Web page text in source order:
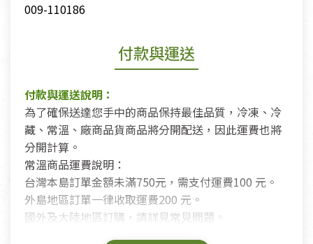
009-110186
付款與運送
付款與運送說明：
為了確保送達您手中的商品保持最佳品質，冷凍、冷
藏、常溫、廠商品貨商品將分開配送，因此運費也將
分開計算。
常溫商品運費說明：
台灣本島訂單金額未滿750元，需支付運費100 元。
外島地區訂單一律收取運費200 元。
國外及大陸地區訂購，請詳見常見問題。